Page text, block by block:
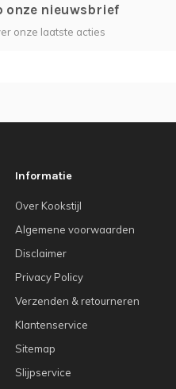
onze nieuwsbrief
onze laatste acties
Informatie
Over Kookstijl
Algemene voorwaarden
Disclaimer
Privacy Policy
Verzenden & retourneren
Klantenservice
Sitemap
Slijpservice